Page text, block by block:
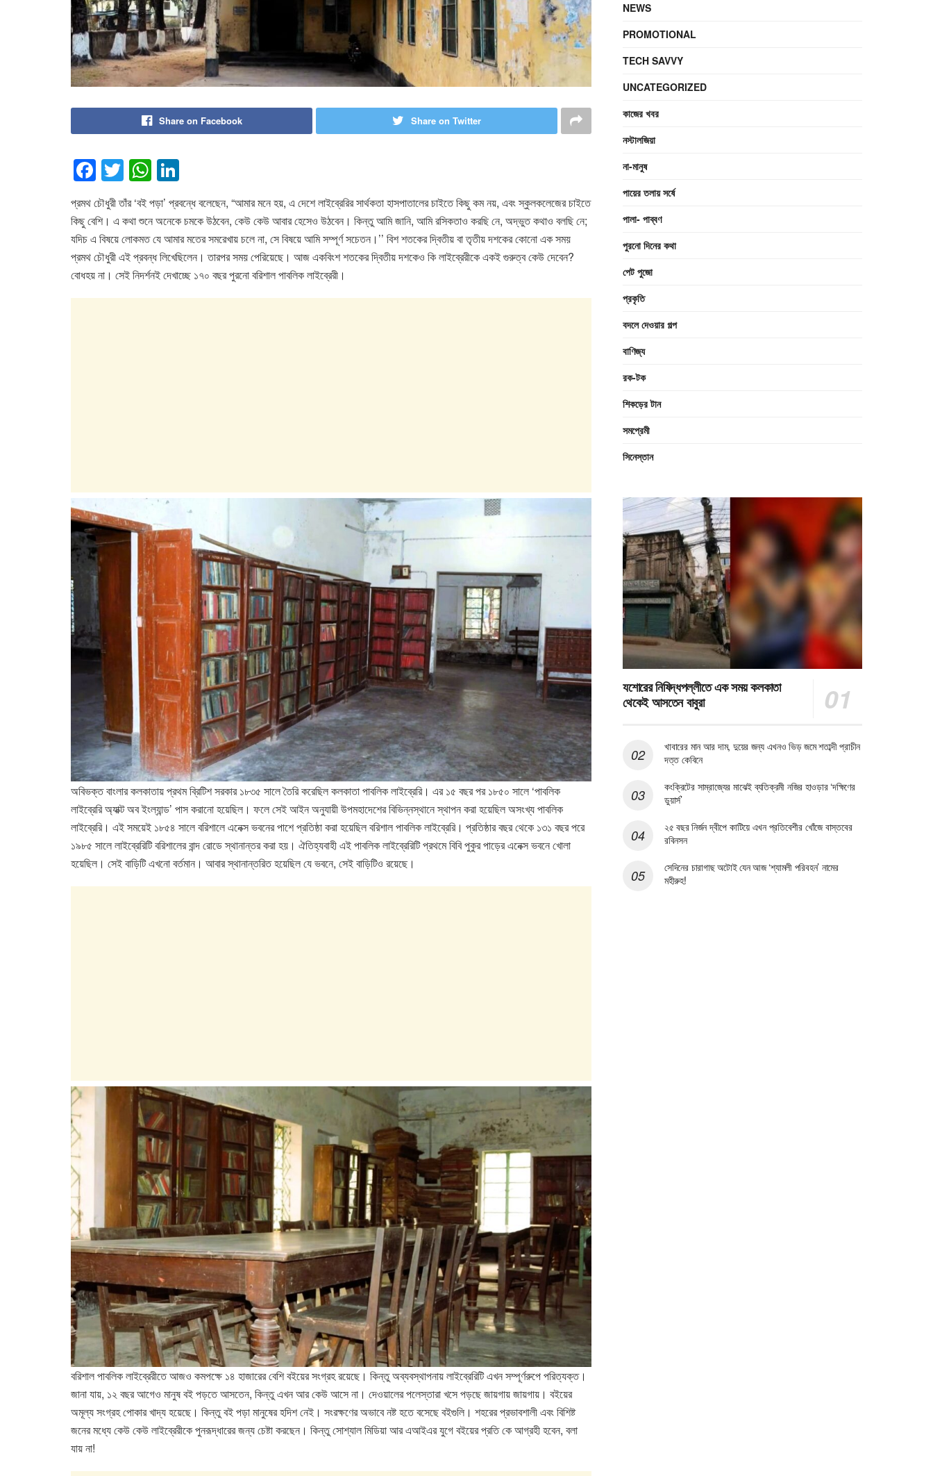
Share on Facebook Share on Twitter
F
a
c
e
b
o
o
T
wi
tt
er
W
h
at
s
A
p
p
n
k
e
dI
n
প্রমথ চৌধুরী তাঁর ‘বই পড়া’ প্রবন্ধে বলেছেন, “আমার মনে হয়, এ দেশে লাইব্রেরির সার্থকতা হাসপাতালের চাইতে কিছু কম নয়, এবং স্কুলকলেজের চাইতে
কিছু বেশি। এ কথা শুনে অনেকে চমকে উঠবেন, কেউ কেউ আবার হেসেও উঠবেন। কিন্তু আমি জানি, আমি রসিকতাও করছি নে, অদ্ভুত কথাও বলছি নে;
যদিচ এ বিষয়ে লোকমত যে আমার মতের সমরেখায় চলে না, সে বিষয়ে আমি সম্পূর্ণ সচেতন।’’ বিশ শতকের দ্বিতীয় বা তৃতীয় দশকের কোনো এক সময়
প্রমথ চৌধুরী এই প্রবন্ধ লিখেছিলেন। তারপর সময় পেরিয়েছে। আজ একবিংশ শতকের দ্বিতীয় দশকেও কি লাইব্রেরীকে একই গুরুত্ব কেউ দেবেন?
বোধহয় না। সেই নিদর্শনই দেখাচ্ছে ১৭০ বছর পুরনো বরিশাল পাবলিক লাইব্রেরী।
অবিভক্ত বাংলার কলকাতায় প্রথম ব্রিটিশ সরকার ১৮৩৫ সালে তৈরি করেছিল কলকাতা পাবলিক লাইব্রেরি। এর ১৫ বছর পর ১৮৫০ সালে ‘পাবলিক
লাইব্রেরি অ্যাক্ট অব ইংল্যান্ড’ পাস করানো হয়েছিল। ফলে সেই আইন অনুযায়ী উপমহাদেশের বিভিন্নস্থানে স্থাপন করা হয়েছিল অসংখ্য পাবলিক
লাইব্রেরি। এই সময়েই ১৮৫৪ সালে বরিশালে এনেক্স ভবনের পাশে প্রতিষ্ঠা করা হয়েছিল বরিশাল পাবলিক লাইব্রেরি। প্রতিষ্ঠার বছর থেকে ১৩১ বছর পরে
১৯৮৫ সালে লাইব্রেরিটি বরিশালের বান্দ রোডে স্থানান্তর করা হয়। ঐতিহ্যবাহী এই পাবলিক লাইব্রেরিটি প্রথমে বিবি পুকুর পাড়ের এনেক্স ভবনে খোলা
হয়েছিল। সেই বাড়িটি এখনো বর্তমান। আবার স্থানান্তরিত হয়েছিল যে ভবনে, সেই বাড়িটিও রয়েছে।
বরিশাল পাবলিক লাইব্রেরীতে আজও কমপক্ষে ১৪ হাজারের বেশি বইয়ের সংগ্রহ রয়েছে। কিন্তু অব্যবস্থাপনায় লাইব্রেরিটি এখন সম্পূর্ণরুপে পরিত্যক্ত।
জানা যায়, ১২ বছর আগেও মানুষ বই পড়তে আসতেন, কিন্তু এখন আর কেউ আসে না। দেওয়ালের পলেস্তারা খসে পড়ছে জায়গায় জায়গায়। বইয়ের
অমূল্য সংগ্রহ পোকার খাদ্য হয়েছে। কিন্তু বই পড়া মানুষের হদিশ নেই। সংরক্ষণের অভাবে নষ্ট হতে বসেছে বইগুলি। শহরের প্রভাবশালী এবং বিশিষ্ট
জনের মধ্যে কেউ কেউ লাইব্রেরীকে পুনরূদ্ধারের জন্য চেষ্টা করছেন। কিন্তু সোশ্যাল মিডিয়া আর এআইএর যুগে বইয়ের প্রতি কে আগ্রহী হবেন, বলা
যায় না!
NEWS
PROMOTIONAL
TECH SAVVY
UNCATEGORIZED
কাজের খবর
নস্টালজিয়া
না-মানুষ
পায়ের তলায় সর্ষে
পালা- পাব্বণ
পুরনো দিনের কথা
পেট পুজো
প্রকৃতি
বদলে দেওয়ার গল্প
বাণিজ্য
রক-টক
শিকড়ের টান
সমপ্রেমী
সিনেস্তান
যশোরের নিষিদ্ধপল্লীতে এক সময় কলকাতা
থেকেই আসতেন বাবুরা
খাবারের মান আর দাম, দুয়ের জন্য এখনও ভিড় জমে শতাব্দী প্রাচীন
দত্ত কেবিনে
কংক্রিটের সাম্রাজ্যের মাঝেই ব্যতিক্রমী নজির হাওড়ার ‘দক্ষিণের
ডুয়ার্স’
২৫ বছর নির্জন দ্বীপে কাটিয়ে এখন প্রতিবেশীর খোঁজে বাস্তবের
রবিনসন
সেদিনের চারাগাছ অটোই যেন আজ ‘শ্যামলী পরিবহন’ নামের
মহীরুহ!